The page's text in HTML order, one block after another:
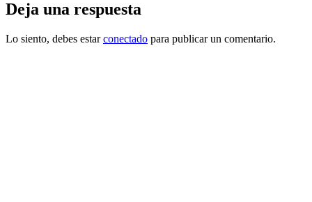
Deja una respuesta
Lo siento, debes estarconectado para publicar un comentario.